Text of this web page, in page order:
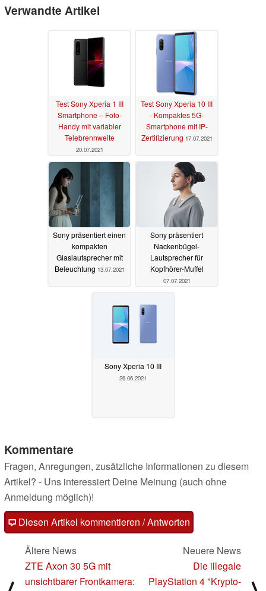
Verwandte Artikel
Test Sony Xperia 1 III
Smartphone – Foto-
Handy mit variabler
Telebrennweite
20.07.2021
Test Sony Xperia 10 III
- Kompaktes 5G-
Smartphone mit IP-
Zertifizierung 17.07.2021
Sony präsentiert einen
kompakten
Glaslautsprecher mit
Beleuchtung 13.07.2021
Sony präsentiert
Nackenbügel-
Lautsprecher für
Kopfhörer-Muffel
07.07.2021
Sony Xperia 10 III
26.06.2021
Kommentare
Fragen, Anregungen, zusätzliche Informationen zu diesem
Artikel? - Uns interessiert Deine Meinung (auch ohne
Anmeldung möglich)!
Diesen Artikel kommentieren / Antworten
Ältere News
ZTE Axon 30 5G mit
unsichtbarer Frontkamera:
Neuere News
Die illegale
PlayStation 4 "Krypto-